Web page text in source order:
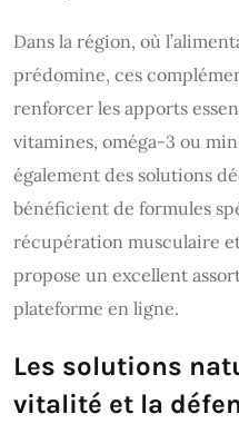
Dans la région, où
prédomine, ces
renforcer les apports
vitamines, oméga-3 ou
également des solutions
bénéficient de formules
récupération musculaire
propose un excellent
plateforme en ligne.
Les solutions
vitalité et la